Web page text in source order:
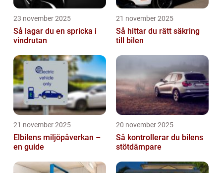
23 november 2025
Så lagar du en spricka i
vindrutan
21 november 2025
Så hittar du rätt säkring
till bilen
21 november 2025
Elbilens miljöpåverkan –
en guide
20 november 2025
Så kontrollerar du bilens
stötdämpare